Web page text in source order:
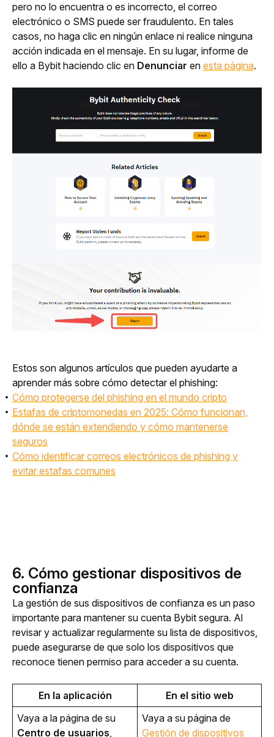
pero no lo encuentra o es incorrecto, el correo
electrónico o SMS puede ser fraudulento. En tales
casos, no haga clic en ningún enlace ni realice ninguna
acción indicada en el mensaje. En su lugar, informe de
ello a Bybit haciendo clic en Denunciar en esta página.
Estos son algunos artículos que pueden ayudarte a
aprender más sobre cómo detectar el phishing:
Cómo protegerse del phishing en el mundo cripto
Estafas de criptomonedas en 2025: Cómo funcionan,
dónde se están extendiendo y cómo mantenerse
seguros
Cómo identificar correos electrónicos de phishing y
evitar estafas comunes
6. Cómo gestionar dispositivos de
confianza
La gestión de sus dispositivos de confianza es un paso
importante para mantener su cuenta Bybit segura. Al
revisar y actualizar regularmente su lista de dispositivos,
puede asegurarse de que solo los dispositivos que
reconoce tienen permiso para acceder a su cuenta.
En la aplicación
En el sitio web
Vaya a la página de su
Centro de usuarios,
Gestión de dispositivos